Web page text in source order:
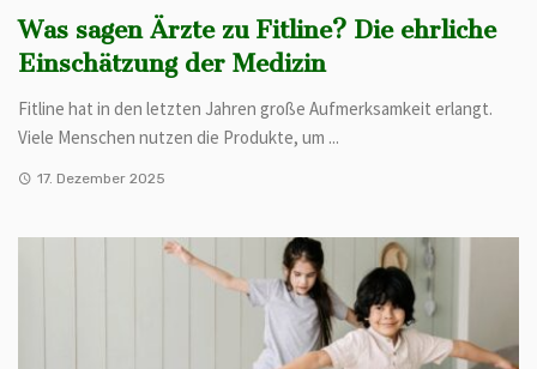
Was sagen Ärzte zu Fitline? Die ehrliche
Einschätzung der Medizin
Fitline hat in den letzten Jahren große Aufmerksamkeit erlangt.
Viele Menschen nutzen die Produkte, um ...
17. Dezember 2025